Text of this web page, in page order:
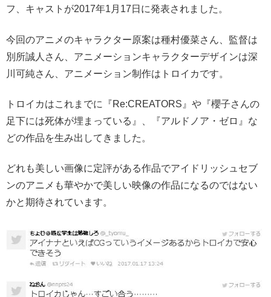
フ、キャストが2017年1月17日に発表されました。
今回のアニメのキャラクター原案は種村優菜さん、監督は
別所誠人さん、アニメーションキャラクターデザインは深
川可純さん、アニメーション制作はトロイカです。
トロイカはこれまでに『Re:CREATORS』や『櫻子さんの
足下には死体が埋まっている』、『アルドノア・ゼロ』な
どの作品を生み出してきました。
どれも美しい画像に定評がある作品でアイドリッシュセブ
ンのアニメも華やかで美しい映像の作品になるのではない
かと期待されています。